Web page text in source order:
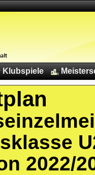
Klubspiele
2022/